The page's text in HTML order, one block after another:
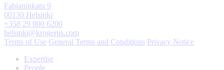
Fabianinkatu 9
00130 Helsinki
+358 29 000 6200
helsinki@krogerus.com
Terms of Use General Terms and Conditions Privacy Notice
Expertise
People